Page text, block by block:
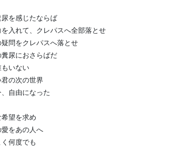
を感じたならば
入れて、クレパスへ全部落とせ
問をクレパスへ落とせ
尿におさらばだ
もいない
の次の世界
自由になった
望を求め
をあの人へ
く何度でも